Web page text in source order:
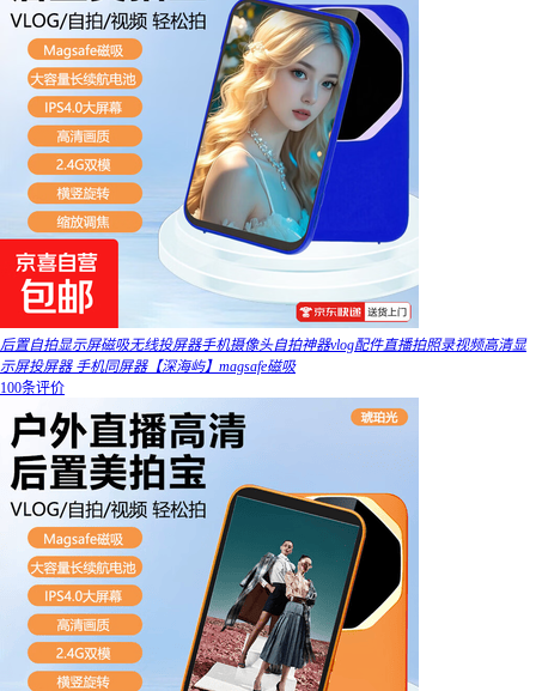
后置自拍显示屏磁吸无线投屏器手机摄像头自拍神器vlog配件直播拍照录视频高清显
示屏投屏器 手机同屏器【深海屿】magsafe磁吸
100条评价